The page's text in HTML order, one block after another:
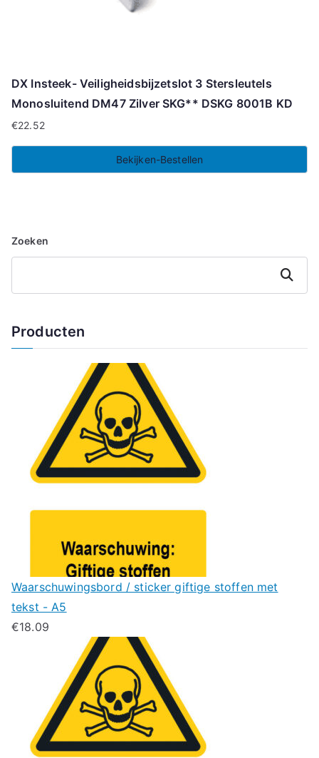
DX Insteek- Veiligheidsbijzetslot 3 Stersleutels
Monosluitend DM47 Zilver SKG** DSKG 8001B KD
€22.52
Bekijken-Bestellen
Zoeken
Zoeken
Producten
Waarschuwingsbord / sticker giftige stoffen met
tekst - A5
€18.09